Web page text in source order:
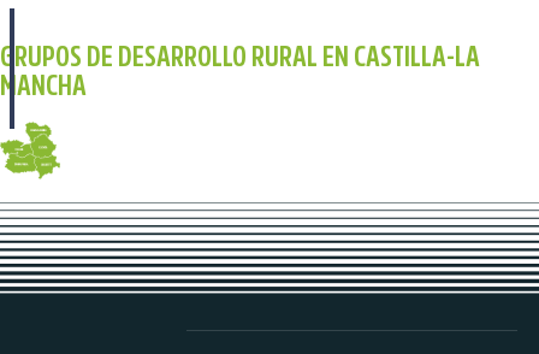
GRUPOS DE DESARROLLO RURAL EN CASTILLA-LA
MANCHA